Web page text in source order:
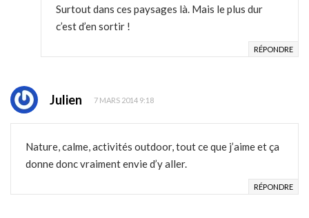
Surtout dans ces paysages là. Mais le plus dur
c’est d’en sortir !
RÉPONDRE
Julien 7 MARS 2014 9:18
Nature, calme, activités outdoor, tout ce que j’aime et ça
donne donc vraiment envie d’y aller.
RÉPONDRE